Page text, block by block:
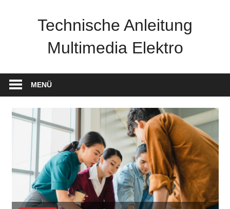
Technische Anleitung
Multimedia Elektro
MENÜ